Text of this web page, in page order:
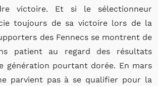
victoire. Et si le sélectionneur
toujours de sa victoire lors de la
des Fennecs se montrent de
patient au regard des résultats
génération pourtant dorée. En mars
parvient pas à se qualifier pour la